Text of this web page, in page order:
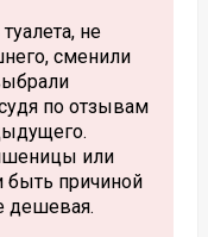
не
сменили
по отзывам
или
быть причиной
дешевая.